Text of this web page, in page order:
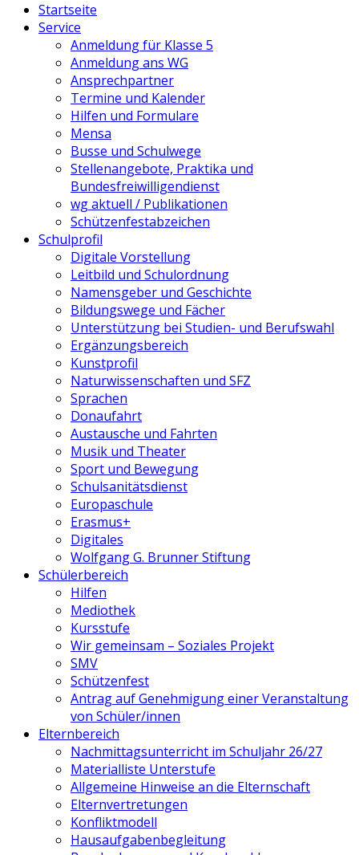
Startseite
Service
Anmeldung für Klasse 5
Anmeldung ans WG
Ansprechpartner
Termine und Kalender
Hilfen und Formulare
Mensa
Busse und Schulwege
Stellenangebote, Praktika und
Bundesfreiwilligendienst
wg aktuell / Publikationen
Schützenfestabzeichen
Schulprofil
Digitale Vorstellung
Leitbild und Schulordnung
Namensgeber und Geschichte
Bildungswege und Fächer
Unterstützung bei Studien- und Berufswahl
Ergänzungsbereich
Kunstprofil
Naturwissenschaften und SFZ
Sprachen
Donaufahrt
Austausche und Fahrten
Musik und Theater
Sport und Bewegung
Schulsanitätsdienst
Europaschule
Erasmus+
Digitales
Wolfgang G. Brunner Stiftung
Schülerbereich
Hilfen
Mediothek
Kursstufe
Wir gemeinsam – Soziales Projekt
SMV
Schützenfest
Antrag auf Genehmigung einer Veranstaltung
von Schüler/innen
Elternbereich
Nachmittagsunterricht im Schuljahr 26/27
Materialliste Unterstufe
Allgemeine Hinweise an die Elternschaft
Elternvertretungen
Konfliktmodell
Hausaufgabenbegleitung